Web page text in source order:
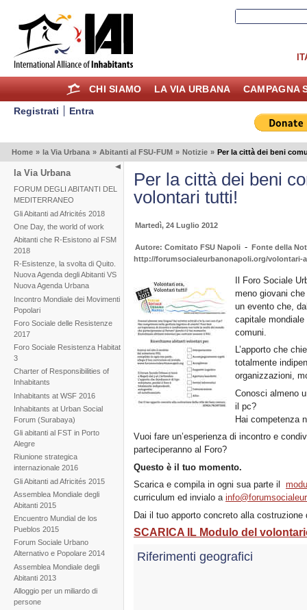
CHI SIAMO LA VIA URBANA CAMPAGNA
Registrati Entra
Home » la Via Urbana » Abitanti al FSU-FUM » Notizie » Per la città dei beni
la Via Urbana
FORUM DEGLI ABITANTI DEL
MEDITERRANEO
Gli Abitanti ad Africités 2018
One Day, the world of work
Abitanti che R-Esistono al FSM
2018
R-Esistenze, la svolta di Quito.
Nuova Agenda degli Abitanti VS
Nuova Agenda Urbana
Incontro Mondiale dei Movimenti
Popolari
Foro Sociale delle Resistenze
2017
Foro Sociale Resistenza Habitat
3
Charter of Responsibilities of
Inhabitants
Inhabitants at WSF 2016
Inhabitants at Urban Social
Forum (Surabaya)
Gli abitanti al FST in Porto
Alegre
Riunione strategica
internazionale 2016
Gli Abitanti ad Africités 2015
Assemblea Mondiale degli
Abitanti 2015
Encuentro Mundial de los
Pueblos 2015
Forum Sociale Urbano
Alternativo e Popolare 2014
Assemblea Mondiale degli
Abitanti 2013
Alloggio per un miliardo di
persone
Per la città dei beni
volontari tutti!
Martedì, 24 Luglio 2012
Autore: Comitato FSU Napoli - Fonte della
http://forumsocialeurbanonapoli.org/volontari-
Il Foro Sociale
meno giovani
un evento che,
capitale
comuni.
L’apporto che
totalmente
organizzazioni,
Conosci almeno
il pc?
Hai competenza
Vuoi fare un’esperienza di incontro e
parteciperanno al Foro?
Questo è il tuo momento.
Scarica e compila in ogni sua parte il
curriculum ed invialo a
Dai il tuo apporto concreto alla
SCARICA IL Modulo del
Riferimenti geografici